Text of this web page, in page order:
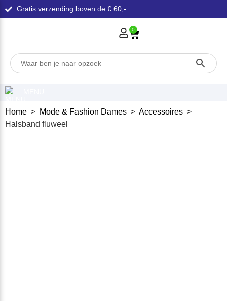
Gratis verzending boven de € 60,-
0
Home > Mode & Fashion Dames > Accessoires >
Halsband fluweel